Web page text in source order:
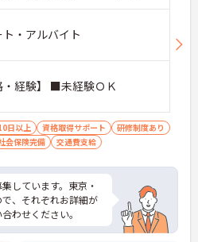
・アルバイト
・経験】 ■未経験ＯＫ
日以上 資格取得サポート
研修制度あり
会保険完備 交通費支給
しています。東京・
、それぞれお詳細が
わせください。